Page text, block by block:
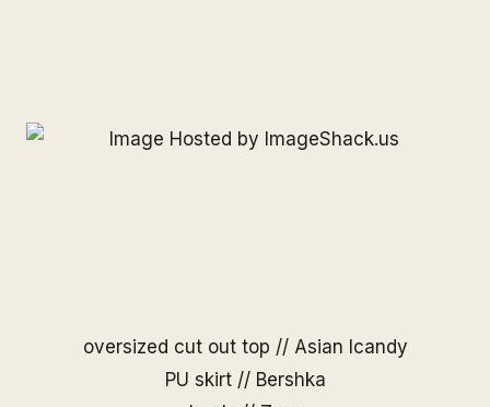
oversized cut out top // Asian Icandy
PU skirt // Bershka